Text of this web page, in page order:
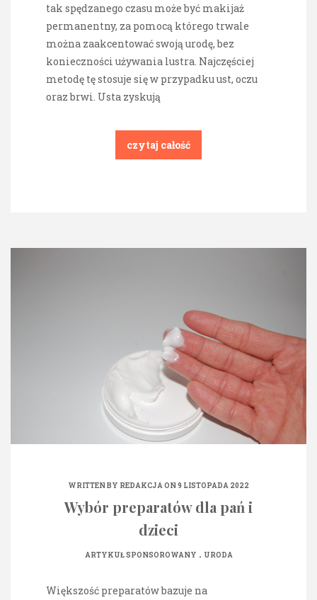
tak spędzanego czasu może być makijaż
permanentny, za pomocą którego trwale
można zaakcentować swoją urodę, bez
konieczności używania lustra. Najczęściej
metodę tę stosuje się w przypadku ust, oczu
oraz brwi. Usta zyskują
czytaj całość
WRITTEN BY REDAKCJAON 9 LISTOPADA 2022
Wybór preparatów dla pań i
dzieci
ARTYKUŁ SPONSOROWANY . URODA
Większość preparatów bazuje na